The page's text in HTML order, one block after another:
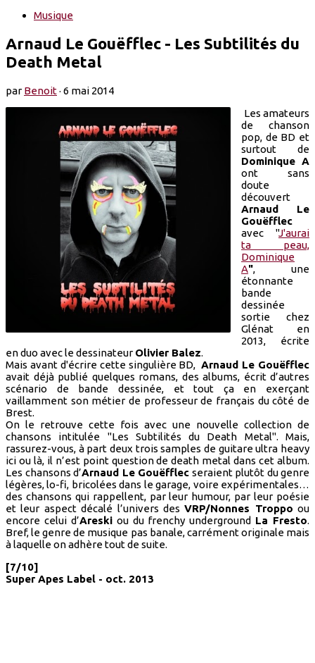
Musique
Arnaud Le Gouëfflec - Les Subtilités du
Death Metal
parBenoit· 6 mai 2014
Les amateurs
de chanson
pop, de BD et
surtout de
Dominique A
ont sans
doute
découvert
Arnaud Le
Gouëfflec
avec "J'aurai
ta peau,
Dominique
A", une
étonnante
bande
dessinée
sortie chez
Glénat en
2013, écrite
en duo avec le dessinateurOlivier Balez.
Mais avant d'écrire cette singulière BD,Arnaud Le Gouëfflec
avait déjà publié quelques romans, des albums, écrit d’autres
scénario de bande dessinée, et tout ça en exerçant
vaillamment son métier de professeur de français du côté de
Brest.
On le retrouve cette fois avec une nouvelle collection de
chansons intitulée "Les Subtilités du Death Metal". Mais,
rassurez-vous, à part deux trois samples de guitare ultra heavy
ici ou là, il n’est point question de death metal dans cet album.
Les chansons d’Arnaud Le Gouëfflec seraient plutôt du genre
légères, lo-fi, bricolées dans le garage, voire expérimentales…
des chansons qui rappellent, par leur humour, par leur poésie
et leur aspect décalé l’univers desVRP/Nonnes Troppo ou
encore celui d’Areskiou du frenchy underground La Fresto.
Bref, le genre de musique pas banale, carrément originale mais
à laquelle on adhère tout de suite.
[7/10]
Super Apes Label - oct. 2013